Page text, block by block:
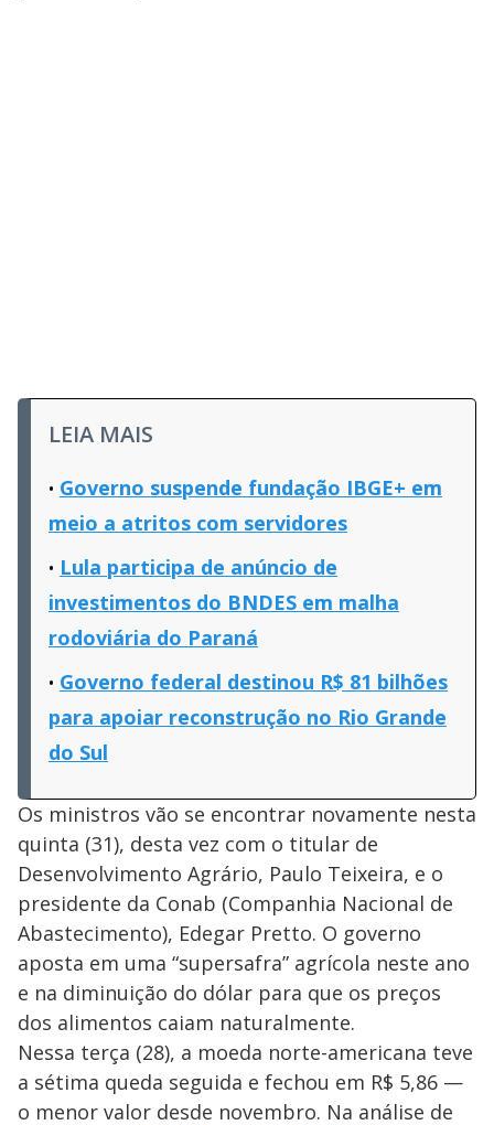
LEIA MAIS
Governo suspende fundação IBGE+ em
meio a atritos com servidores
Lula participa de anúncio de
investimentos do BNDES em malha
rodoviária do Paraná
Governo federal destinou R$ 81 bilhões
para apoiar reconstrução no Rio Grande
do Sul
Os ministros vão se encontrar novamente nesta
quinta (31), desta vez com o titular de
Desenvolvimento Agrário, Paulo Teixeira, e o
presidente da Conab (Companhia Nacional de
Abastecimento), Edegar Pretto. O governo
aposta em uma “supersafra” agrícola neste ano
e na diminuição do dólar para que os preços
dos alimentos caiam naturalmente.
Nessa terça (28), a moeda norte-americana teve
a sétima queda seguida e fechou em R$ 5,86 —
o menor valor desde novembro. Na análise de